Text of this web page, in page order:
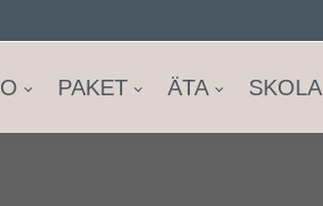
PAKET ÄTA SKOLA